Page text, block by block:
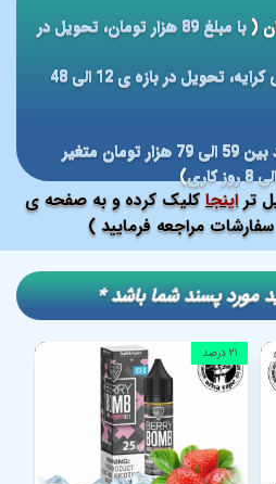
تراینجا کلیک کرده و به صفحه ی
مراجعه فرمایید )
با مبلغ 89 هزار تومان، تحویل در
بصورت پس کرایه، تحویل در بازه ی 12 الی 48
مبلغ ارسال بر مبنای شهر مقصد بین 59 الی 79 هزار تومان متغیر
)
۲۱ درصد
مورد پسند شما باشد *